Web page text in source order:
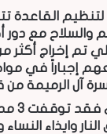
لتنظيم القاعدة
مع دور
إجباراً في
آل الرميمة من
وايذاء